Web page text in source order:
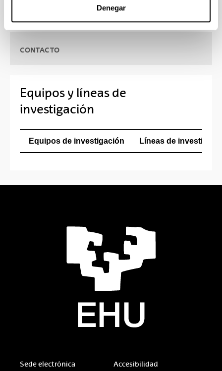
Denegar
CONTACTO
Equipos y líneas de
investigación
Equipos de investigación Líneas de
Sede electrónica Accesibilidad